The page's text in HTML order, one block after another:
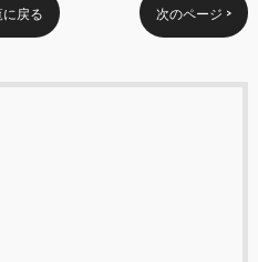
戻る 次のページ >